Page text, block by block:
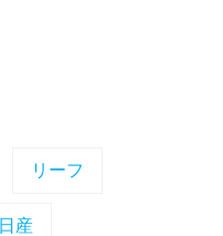
リーフ
日産